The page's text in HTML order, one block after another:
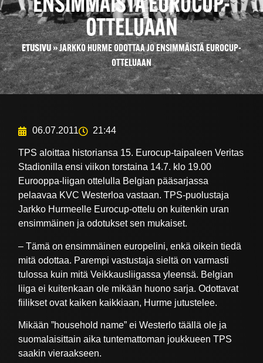
ENSIMMÄISTÄ EUROCUP-
OTTELUAAN
ETUSIVU»JARKKO HURME ODOTTAA JO ENSIMMÄISTÄ EUROCUP-
OTTELUAAN
06.07.2011 21:44
TPS aloittaa historiansa 15. Eurocup-taipaleen Veritas
Stadionilla ensi viikon torstaina 14.7. klo 19.00
Eurooppa-liigan ottelulla Belgian pääsarjassa
pelaavaa KVC Westerloa vastaan. TPS-puolustaja
Jarkko Hurmeelle Eurocup-ottelu on kuitenkin uran
ensimmäinen ja odotukset sen mukaiset.
– Tämä on ensimmäinen europelini, enkä oikein tiedä
mitä odottaa. Parempi vastustaja sieltä on varmasti
tulossa kuin mitä Veikkausliigassa yleensä. Belgian
liiga ei kuitenkaan ole mikään huono sarja. Odottavat
fiilikset ovat kaiken kaikkiaan, Hurme jutustelee.
Mikään ”household name” ei Westerlo täällä ole ja
suomalaisittain aika tuntemattoman joukkueen TPS
saakin vieraakseen.